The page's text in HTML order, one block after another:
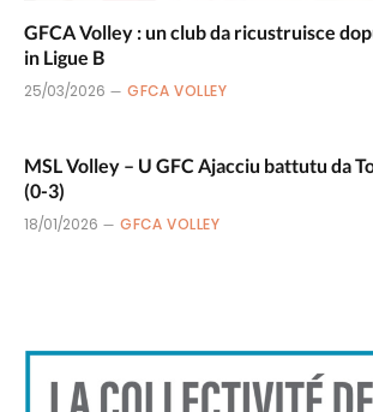
GFCA Volley : un club da ricustruisce
in Ligue B
25/03/2026 GFCA VOLLEY
MSL Volley – U GFC Ajacciu battutu da
(0-3)
18/01/2026 GFCA VOLLEY